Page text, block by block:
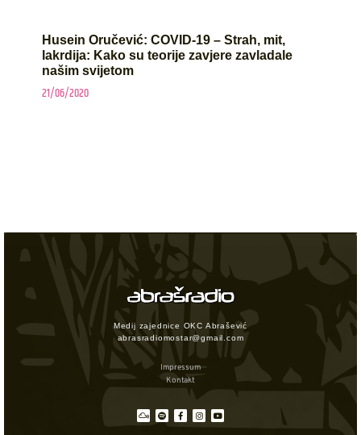
Husein Oručević: COVID-19 – Strah, mit,
lakrdija: Kako su teorije zavjere zavladale
našim svijetom
21/06/2020
Medij zajednice OKC Abrašević
abrasradiomostar@gmail.com
Impressum
Kontakt